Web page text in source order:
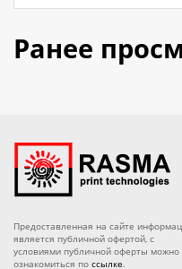
Ранее
Предоставленная на сайте
является публичной офертой, с
условиями публичной оферты можно
ознакомиться по ссылке.